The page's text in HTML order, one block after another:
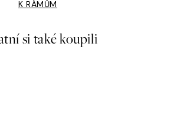
K RÁMŮM
si také koupili